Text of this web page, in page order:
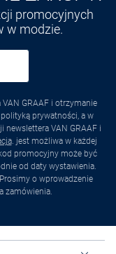
promocyjnych
w modzie.
GRAAF i otrzymanie
prywatności, a w
VAN GRAAF i
. jest możliwa w każdej
promocyjny może być
od daty wystawienia.
o wprowadzenie
zamówienia.